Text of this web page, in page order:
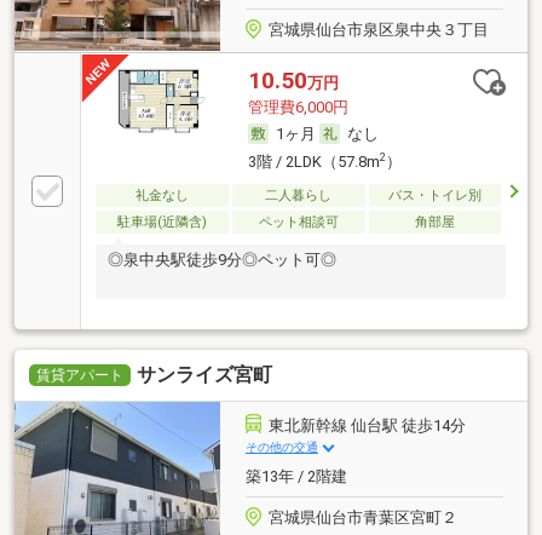
宮城県仙台市泉区泉中央３丁目
10.50万円
管理費6,000円
1ヶ月
なし
3階 / 2LDK（57.8m2）
礼金なし 二人暮らし
バス・トイレ別
駐車場(近隣含)
ペット相談可 角部屋
◎泉中央駅徒歩9分◎ペット可◎
賃貸アパート サンライズ宮町
東北新幹線 仙台駅 徒歩14分
その他の交通
築13年 / 2階建
宮城県仙台市青葉区宮町２